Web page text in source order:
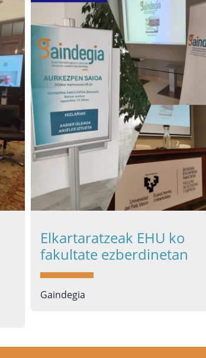
Elkartaratzeak EHU ko
fakultate ezberdinetan
Gaindegia